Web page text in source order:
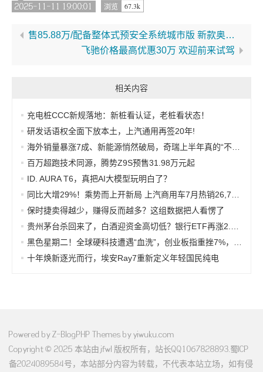
2025-11-11 19:00:01 浏览 67.3k
售85.88万/配备整体式预安全系统城市版 新款奥迪S6正式上市
飞驰价格最高优惠30万 欢迎前来试驾
相关内容
充电桩CCC新规落地：新桩看认证，老桩看状态！
研发话语权全面下放本土，上汽通用再签20年!
海外销量暴涨7成、新能源悄然破局，奇瑞上半年真的“不客气”
百万超跑技术同源，腾势Z9S预售31.98万元起
ID. AURA T6，真把AI大模型玩明白了？
同比大增29%！乘势而上开新局 上汽商用车7月热销26,782辆
保时捷卖得越少，赚得反而越多？这组数据把人看愣了
贵州茅台杀回来了，白酒迎资金高切低？银行ETF再涨2.5%奏响反攻强音，低位医药显韧性
黑色星期二！全球硬科技遭遇“血洗”，创业板指重挫7%，银行ETF“秀肌肉”，本月以来超额逾33%
十年焕新逐光而行，埃安Ray7重新定义年轻国民纯电
Powered byZ-BlogPHP Themes byyiwuku.com
Copyright © 2025 本站由 jfwl 版权所有，站长QQ1067828893. 蜀ICP
备2024089584号，本站部分内容为转载，不代表本站立场，如有侵